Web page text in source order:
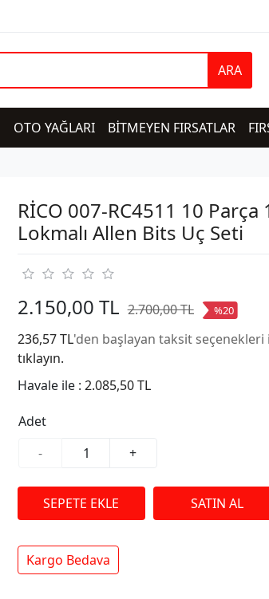
ARA
OTO YAĞLARI BİTMEYEN FIRSATLAR
RİCO 007-RC4511 10 Parça
Lokmalı Allen Bits Uç Seti
2.150,00 TL 2.700,00 TL %20
236,57 TL'den başlayan taksit seçenekleri
tıklayın.
Havale ile : 2.085,50 TL
Adet
-
+
Kargo Bedava